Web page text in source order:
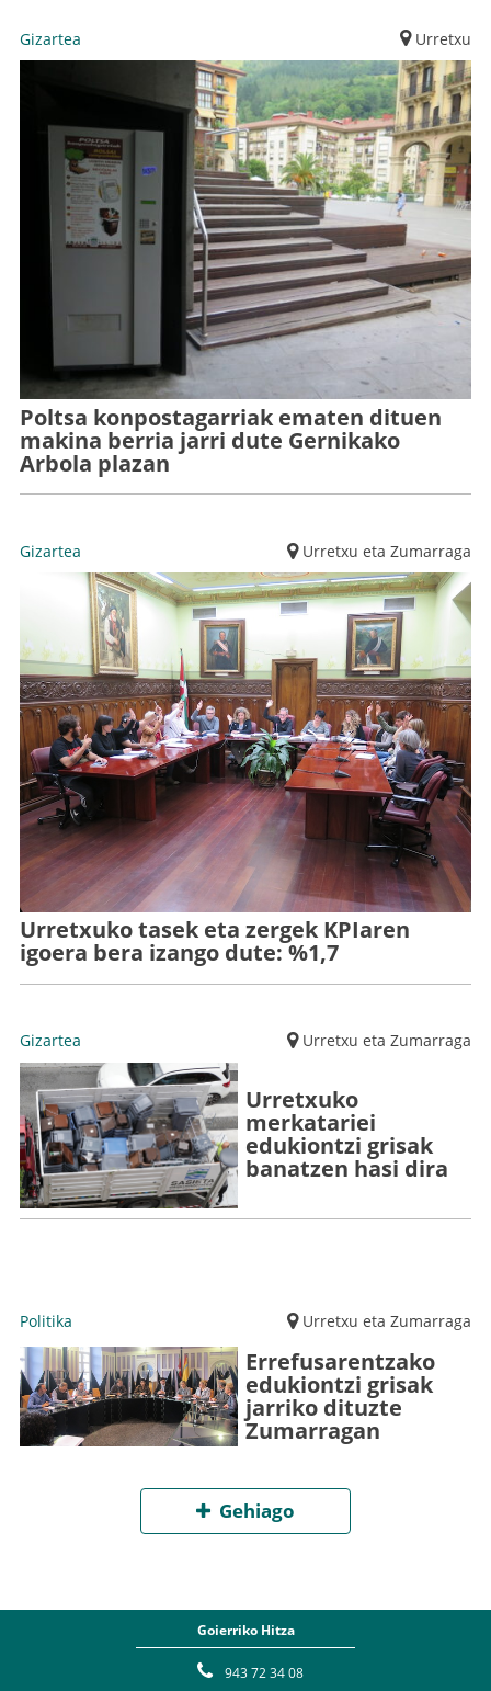
Gizartea Urretxu
Poltsa konpostagarriak ematen dituen
makina berria jarri dute Gernikako
Arbola plazan
Gizartea Urretxu eta Zumarraga
Urretxuko tasek eta zergek KPIaren
igoera bera izango dute: %1,7
Gizartea Urretxu eta Zumarraga
Urretxuko
merkatariei
edukiontzi grisak
banatzen hasi dira
Politika Urretxu eta Zumarraga
Errefusarentzako
edukiontzi grisak
jarriko dituzte
Zumarragan
Gehiago
Goierriko Hitza
943 72 34 08